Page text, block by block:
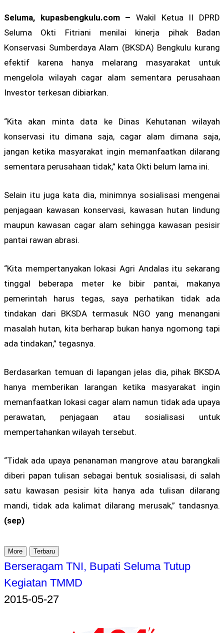
Seluma, kupasbengkulu.com – Wakil Ketua II DPRD
Seluma Okti Fitriani menilai kinerja pihak Badan
Konservasi Sumberdaya Alam (BKSDA) Bengkulu kurang
efektif karena hanya melarang masyarakat untuk
mengelola wilayah cagar alam sementara perusahaan
Investor terkesan dibiarkan.
“Kita akan minta data ke Dinas Kehutanan wilayah
konservasi itu dimana saja, cagar alam dimana saja,
jangan ketika masyarakat ingin memanfaatkan dilarang
sementara perusahaan tidak,” kata Okti belum lama ini.
Selain itu juga kata dia, minimnya sosialisasi mengenai
penjagaan kawasan konservasi, kawasan hutan lindung
maupun kawasan cagar alam sehingga kawasan pesisir
pantai rawan abrasi.
“Kita mempertanyakan lokasi Agri Andalas itu sekarang
tinggal beberapa meter ke bibir pantai, makanya
pemerintah harus tegas, saya perhatikan tidak ada
tindakan dari BKSDA termasuk NGO yang menangani
masalah hutan, kita berharap bukan hanya ngomong tapi
ada tindakan,” tegasnya.
Berdasarkan temuan di lapangan jelas dia, pihak BKSDA
hanya memberikan larangan ketika masyarakat ingin
memanfaatkan lokasi cagar alam namun tidak ada upaya
perawatan, penjagaan atau sosialisasi untuk
mempertahankan wilayah tersebut.
“Tidak ada upaya penanaman mangrove atau barangkali
diberi papan tulisan sebagai bentuk sosialisasi, di salah
satu kawasan pesisir kita hanya ada tulisan dilarang
mandi, tidak ada kalimat dilarang merusak,” tandasnya.
(sep)
More Terbaru
Berseragam TNI, Bupati Seluma Tutup
Kegiatan TMMD
2015-05-27